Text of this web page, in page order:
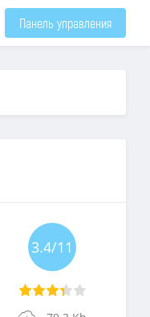
Панель управления
3.4/11